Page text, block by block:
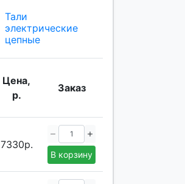
Тали
электрические
цепные
Цена,
р.
Заказ
7330р.
В корзину